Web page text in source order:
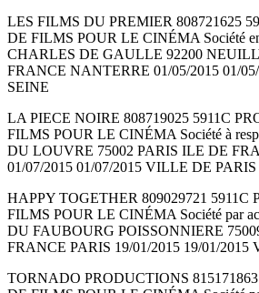
LES FILMS DU PREMIER 808721625
DE FILMS POUR LE CINÉMA Société
CHARLES DE GAULLE 92200
FRANCE NANTERRE 01/05/2015 01/
SEINE
LA PIECE NOIRE 808719025 5911C
FILMS POUR LE CINÉMA Société à
DU LOUVRE 75002 PARIS ILE DE
01/07/2015 01/07/2015 VILLE DE PARIS
HAPPY TOGETHER 809029721 5911C
FILMS POUR LE CINÉMA Société par
DU FAUBOURG POISSONNIERE
FRANCE PARIS 19/01/2015 19/01/2015
TORNADO PRODUCTIONS